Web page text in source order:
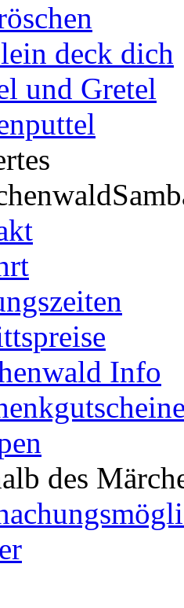
deck dich
und Gretel
Info
des